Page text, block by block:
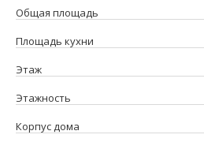
Общая площадь
Площадь кухни
Этаж
Этажность
Корпус дома